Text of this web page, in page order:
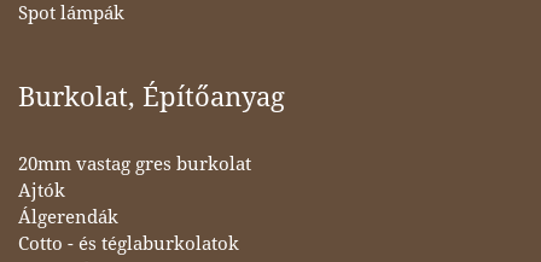
Spot lámpák
Burkolat, Építőanyag
20mm vastag gres burkolat
Ajtók
Álgerendák
Cotto - és téglaburkolatok